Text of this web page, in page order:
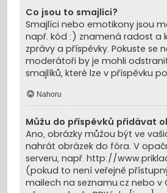
Co jsou to smajlíci?
Smajlíci nebo emotikony jsou
např. kód :) znamená radost a
zprávy a příspěvky. Pokuste
moderátoři by je mohli
smajlíků, které lze v příspěvku
Nahoru
Můžu do příspěvků přidávat
Ano, obrázky můžou být ve
nahrát obrázek do fóra. V
serveru, např. http://
(pokud to není veřejně
mailech na seznamu.cz nebo v